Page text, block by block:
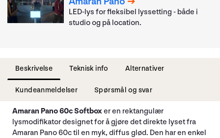
LED-lys for fleksibel lyssetting - både i
studio og på location.
Beskrivelse Teknisk info Alternativer
Kundeanmeldelser Spørsmål og svar
Amaran Pano 60c Softboxer en rektangulær
lysmodifikator designet for å gjøre det direkte lyset fra
Amaran Pano 60c til en myk, diffus glød. Den har en enkel